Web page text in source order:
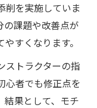
削を実施していま
の課題や改善点が
すくなります。
ストラクターの指
心者でも修正点を
結果として、モチ